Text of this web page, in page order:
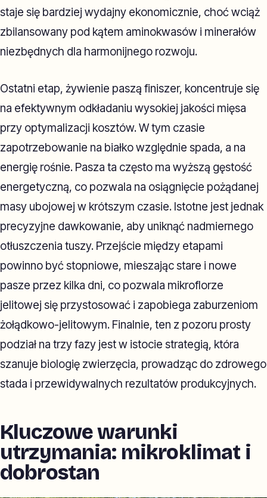
staje się bardziej wydajny ekonomicznie, choć wciąż
zbilansowany pod kątem aminokwasów i minerałów
niezbędnych dla harmonijnego rozwoju.
Ostatni etap, żywienie paszą finiszer, koncentruje się
na efektywnym odkładaniu wysokiej jakości mięsa
przy optymalizacji kosztów. W tym czasie
zapotrzebowanie na białko względnie spada, a na
energię rośnie. Pasza ta często ma wyższą gęstość
energetyczną, co pozwala na osiągnięcie pożądanej
masy ubojowej w krótszym czasie. Istotne jest jednak
precyzyjne dawkowanie, aby uniknąć nadmiernego
otłuszczenia tuszy. Przejście między etapami
powinno być stopniowe, mieszając stare i nowe
pasze przez kilka dni, co pozwala mikroflorze
jelitowej się przystosować i zapobiega zaburzeniom
żołądkowo-jelitowym. Finalnie, ten z pozoru prosty
podział na trzy fazy jest w istocie strategią, która
szanuje biologię zwierzęcia, prowadząc do zdrowego
stada i przewidywalnych rezultatów produkcyjnych.
Kluczowe warunki
utrzymania: mikroklimat i
dobrostan